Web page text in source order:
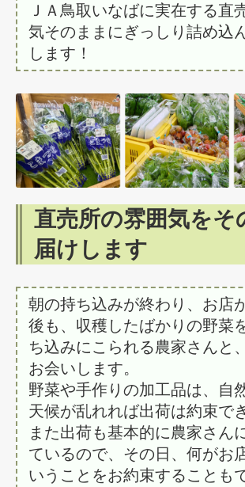
ＪＡ鳥取いなばに実在する直
気そのままにぎっしり詰め込
します！
直売所の雰囲気をそ
届けします
朝の持ち込みが終わり、お店
後も、収穫したばかりの野菜
ち込みにこられる農家さんと
お会いします。
野菜や手作りの加工品は、自
天候が乱れれば出荷は約束で
また出荷も基本的に農家さん
ているので、その日、何がお
いうことをお約束することも